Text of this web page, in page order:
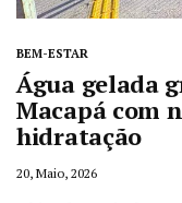
BEM-ESTAR
Água gelada
Macapá com
hidratação
20, Maio, 2026